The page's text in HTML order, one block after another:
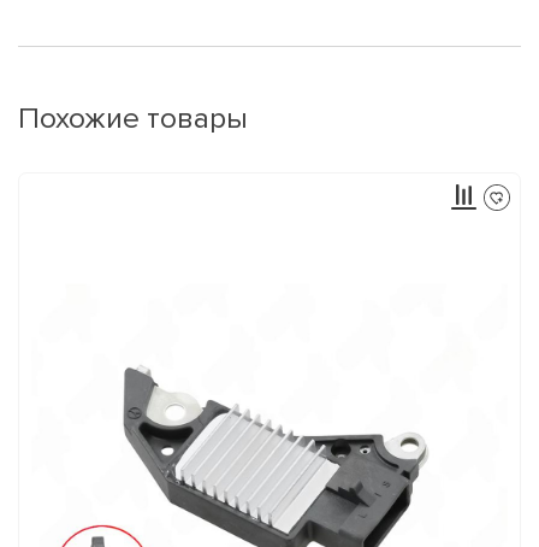
Похожие товары